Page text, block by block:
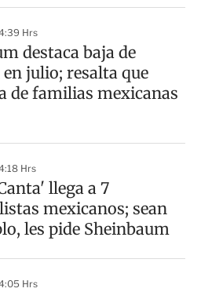
Hrs
destaca baja de
julio; resalta que
de familias mexicanas
Hrs
llega a 7
mexicanos; sean
les pide Sheinbaum
Hrs